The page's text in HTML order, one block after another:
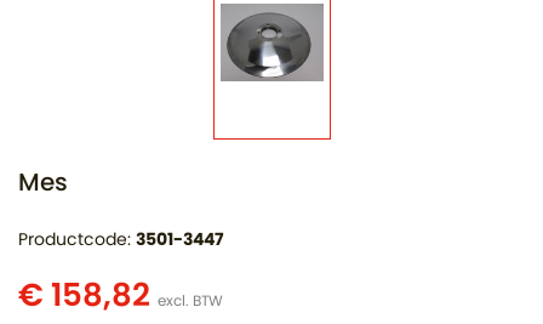
Mes
Productcode: 3501-3447
€ 158,82 excl. BTW